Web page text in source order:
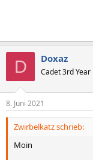
D Doxaz
Cadet 3rd Year
8. Juni 2021
Zwirbelkatz schrieb:
Moin